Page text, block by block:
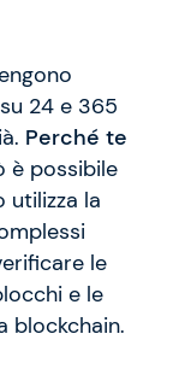
24 e 365
Perché te
è possibile
utilizza la
le
e le
blockchain.